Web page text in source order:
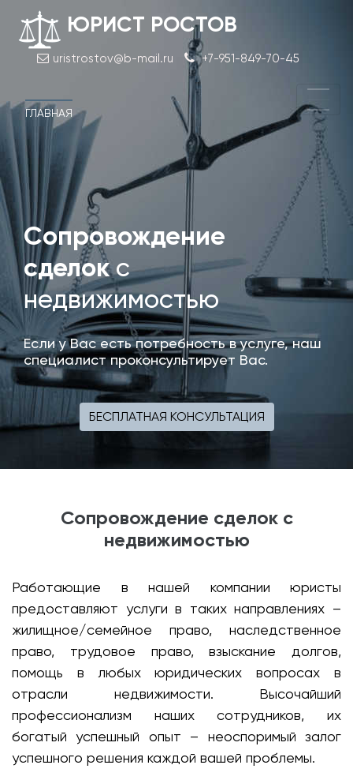
ЮРИСТ РОСТОВ
uristrostov@b-mail.ru +7-951-849-70-45
ГЛАВНАЯ
Сопровождение
сделокс
недвижимостью
Если у Вас есть потребность в услуге, наш
специалист проконсультирует Вас.
БЕСПЛАТНАЯ КОНСУЛЬТАЦИЯ
Сопровождение сделок с
недвижимостью
Работающие в нашей компании юристы
предоставляют услуги в таких направлениях –
жилищное/семейное право, наследственное
право, трудовое право, взыскание долгов,
помощь в любых юридических вопросах в
отрасли недвижимости. Высочайший
профессионализм наших сотрудников, их
богатый успешный опыт – неоспоримый залог
успешного решения каждой вашей проблемы.